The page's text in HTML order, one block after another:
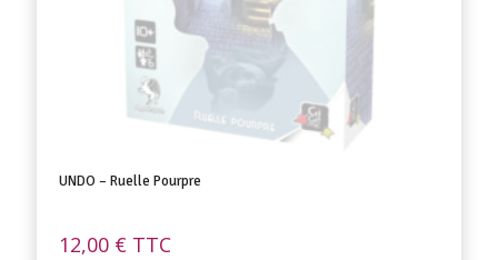
UNDO – Ruelle Pourpre
12,00 € TTC